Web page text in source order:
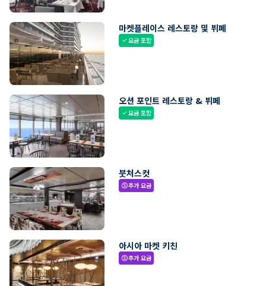
마켓플레이스 레스토랑 및 뷔페
check요금 포함
오션 포인트 레스토랑 & 뷔페
check요금 포함
붓처스컷
paid추가 요금
아시아 마켓 키친
paid추가 요금